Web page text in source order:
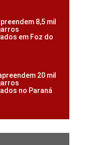
8,5 mil
em Foz do
20 mil
no Paraná